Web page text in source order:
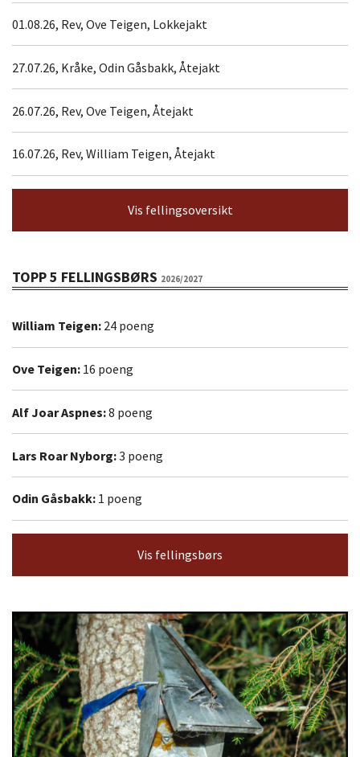
01.08.26, Rev, Ove Teigen, Lokkejakt
27.07.26, Kråke, Odin Gåsbakk, Åtejakt
26.07.26, Rev, Ove Teigen, Åtejakt
16.07.26, Rev, William Teigen, Åtejakt
Vis fellingsoversikt
TOPP 5 FELLINGSBØRS 2026/2027
William Teigen: 24 poeng
Ove Teigen: 16 poeng
Alf Joar Aspnes:8 poeng
Lars Roar Nyborg:3 poeng
Odin Gåsbakk: 1 poeng
Vis fellingsbørs